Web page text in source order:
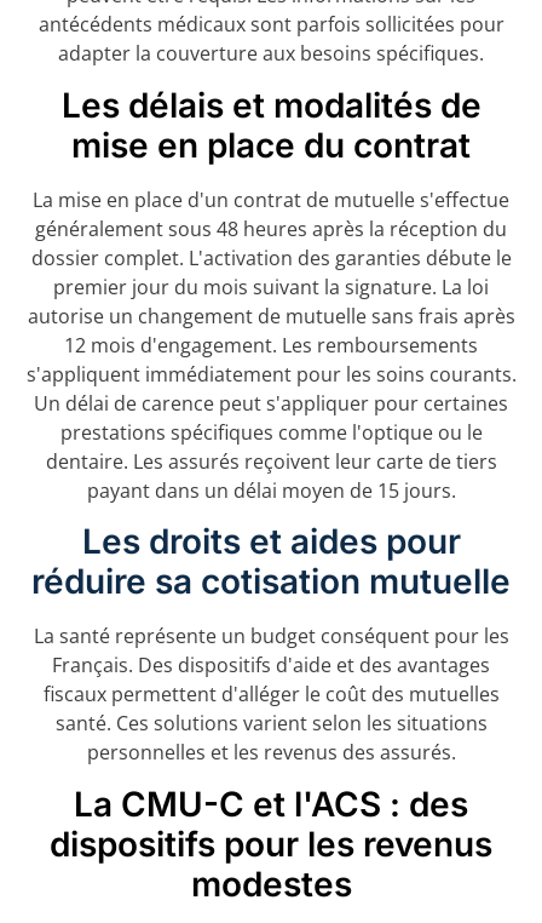
antécédents médicaux sont parfois sollicitées pour
adapter la couverture aux besoins spécifiques.
Les délais et modalités de
mise en place du contrat
La mise en place d'un contrat de mutuelle s'effectue
généralement sous 48 heures après la réception du
dossier complet. L'activation des garanties débute le
premier jour du mois suivant la signature. La loi
autorise un changement de mutuelle sans frais après
12 mois d'engagement. Les remboursements
s'appliquent immédiatement pour les soins courants.
Un délai de carence peut s'appliquer pour certaines
prestations spécifiques comme l'optique ou le
dentaire. Les assurés reçoivent leur carte de tiers
payant dans un délai moyen de 15 jours.
Les droits et aides pour
réduire sa cotisation mutuelle
La santé représente un budget conséquent pour les
Français. Des dispositifs d'aide et des avantages
fiscaux permettent d'alléger le coût des mutuelles
santé. Ces solutions varient selon les situations
personnelles et les revenus des assurés.
La CMU-C et l'ACS : des
dispositifs pour les revenus
modestes